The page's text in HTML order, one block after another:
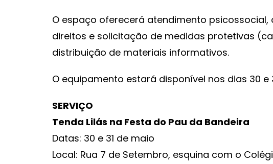
O espaço oferecerá atendimento
direitos e solicitação de medidas protetivas
distribuição de materiais informativos.
O equipamento estará disponível nos dias 30 e
SERVIÇO
Tenda Lilás na Festa do Pau da Bandeira
Datas: 30 e 31 de maio
Local: Rua 7 de Setembro, esquina com o